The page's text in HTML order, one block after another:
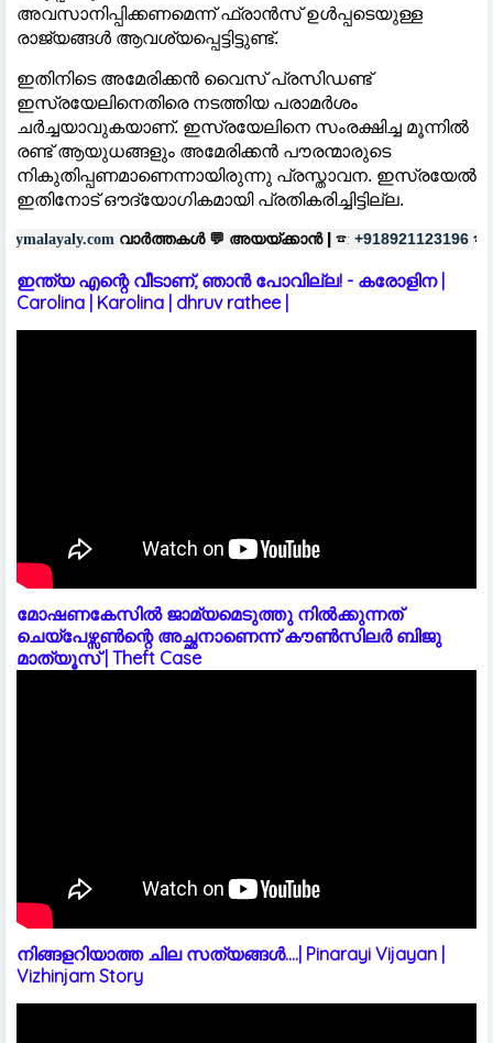
അവസാനിപ്പിക്കണമെന്ന് ഫ്രാൻസ് ഉൾപ്പടെയുള്ള
രാജ്യങ്ങൾ ആവശ്യപ്പെട്ടിട്ടുണ്ട്.
ഇതിനിടെ അമേരിക്കൻ വൈസ് പ്രസിഡണ്ട്
ഇസ്രയേലിനെതിരെ നടത്തിയ പരാമർശം
ചർച്ചയാവുകയാണ്. ഇസ്രയേലിനെ സംരക്ഷിച്ച മൂന്നിൽ
രണ്ട് ആയുധങ്ങളും അമേരിക്കൻ പൗരന്മാരുടെ
നികുതിപ്പണമാണെന്നായിരുന്നു പ്രസ്താവന. ഇസ്രയേൽ
ഇതിനോട് ഔദ്യോഗികമായി പ്രതികരിച്ചിട്ടില്ല.
💬അയയ്ക്കാൻ | ☎: +918921123196 ☎ +918606657037
ഇന്ത്യ എന്റെ വീടാണ്, ഞാൻ പോവില്ല! - കരോളിന |
Carolina | Karolina | dhruv rathee |
മോഷണകേസിൽ ജാമ്യമെടുത്തു നിൽക്കുന്നത്
ചെയ്പേഴ്സൺന്റെ അച്ഛനാണെന്ന് കൗൺസിലർ ബിജു
മാത്യൂസ് | Theft Case
നിങ്ങളറിയാത്ത ചില സത്യങ്ങൾ....| Pinarayi Vijayan |
Vizhinjam Story